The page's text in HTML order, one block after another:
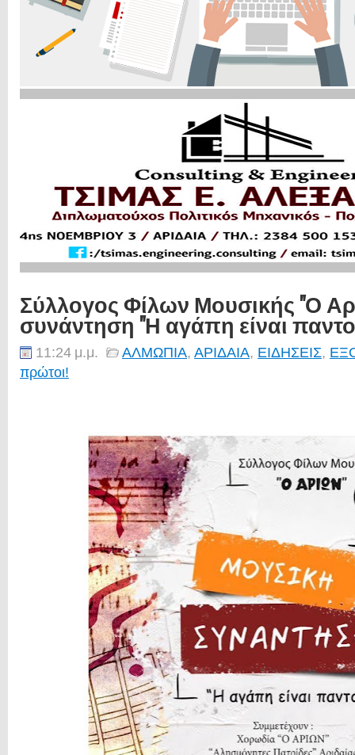
Σύλλογος Φίλων Μουσικής "Ο
συνάντηση "Η αγάπη είναι
11:24 μ.μ. ΑΛΜΩΠΙΑ, ΑΡΙΔΑΙΑ, ΕΙΔΗΣΕΙΣ,
πρώτοι!